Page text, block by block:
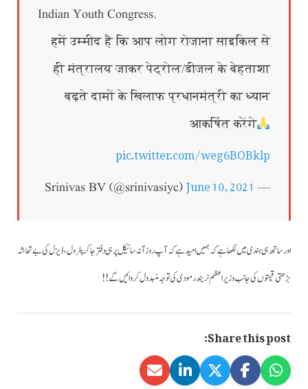
Indian Youth Congress.
हमें उम्मीद है कि आप लोग रोजाना साइकिल से
ही मंत्रालय जाकर पेट्रोल/डीजल के बेहताशा
बढ़ते दामों के खिलाफ प्रधानमंत्री का ध्यान
आकर्षित करेंगे
pic.twitter.com/weg6BOBklp
— Srinivas BV (@srinivasiyc)
June 10, 2021
اور ساتھ ہی ہندی میں لکھا ہے کہ ہمیں امید ہے کہ آپ روزآنہ سائیکل پر ہی دفتر جاکر پٹرول،ڈیزل کی بے تحاشہ
بڑھتی قیمتوں کی جانب وزیراعظم نریندر مودی کی توجہ منبدول کروائیں گے!!
Share this post: